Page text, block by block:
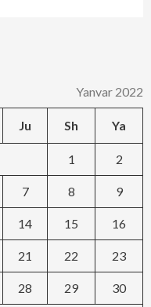
Yanvar 2022
Ju Sh Ya
1 2
7 8 9
14 15 16
21 22 23
28 29 30